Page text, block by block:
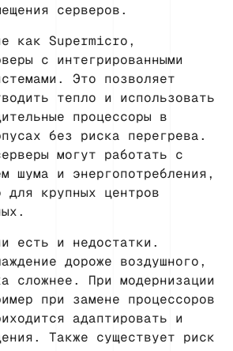
серверов.
как Supermicro,
с интегрированными
Это позволяет
тепло и использовать
процессоры в
без риска перегрева.
могут работать с
шума и энергопотребления,
для крупных центров
есть и недостатки.
дороже воздушного,
сложнее. При модернизации
при замене процессоров
адаптировать и
Также существует риск